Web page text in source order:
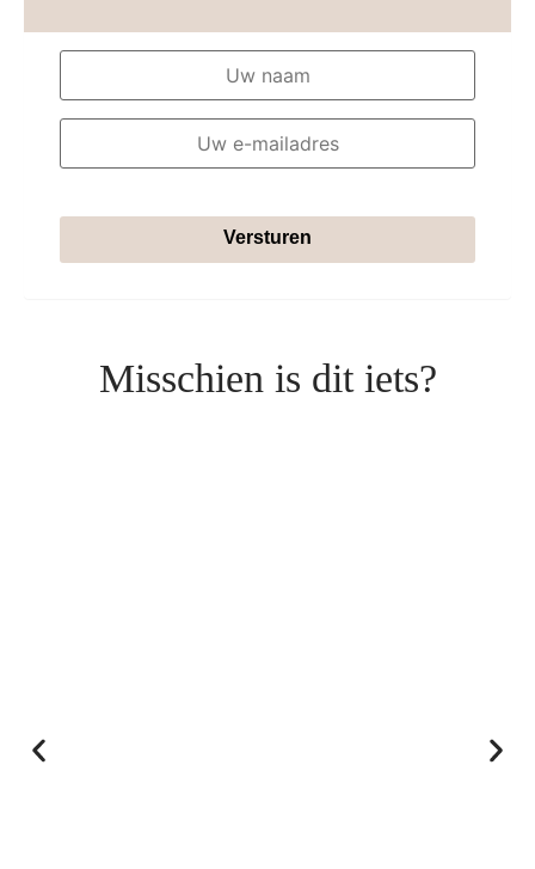
Versturen
Misschien is dit iets?